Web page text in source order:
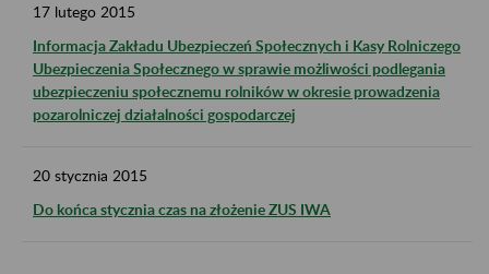
17 lutego 2015
Informacja Zakładu Ubezpieczeń Społecznych i Kasy Rolniczego
Ubezpieczenia Społecznego w sprawie możliwości podlegania
ubezpieczeniu społecznemu rolników w okresie prowadzenia
pozarolniczej działalności gospodarczej
20 stycznia 2015
Do końca stycznia czas na złożenie ZUS IWA